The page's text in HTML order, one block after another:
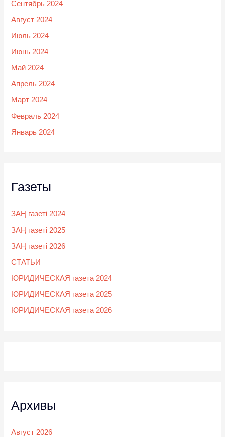
Сентябрь 2024
Август 2024
Июль 2024
Июнь 2024
Май 2024
Апрель 2024
Март 2024
Февраль 2024
Январь 2024
Газеты
ЗАҢ газеті 2024
ЗАҢ газеті 2025
ЗАҢ газеті 2026
СТАТЬИ
ЮРИДИЧЕСКАЯ газета 2024
ЮРИДИЧЕСКАЯ газета 2025
ЮРИДИЧЕСКАЯ газета 2026
Архивы
Август 2026